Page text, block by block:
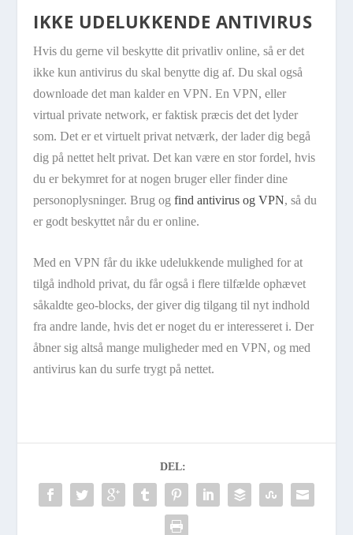
IKKE UDELUKKENDE ANTIVIRUS
Hvis du gerne vil beskytte dit privatliv online, så er det
ikke kun antivirus du skal benytte dig af. Du skal også
downloade det man kalder en VPN. En VPN, eller
virtual private network, er faktisk præcis det det lyder
som. Det er et virtuelt privat netværk, der lader dig begå
dig på nettet helt privat. Det kan være en stor fordel, hvis
du er bekymret for at nogen bruger eller finder dine
personoplysninger. Brug ogfind antivirus og VPN, så du
er godt beskyttet når du er online.
Med en VPN får du ikke udelukkende mulighed for at
tilgå indhold privat, du får også i flere tilfælde ophævet
såkaldte geo-blocks, der giver dig tilgang til nyt indhold
fra andre lande, hvis det er noget du er interesseret i. Der
åbner sig altså mange muligheder med en VPN, og med
antivirus kan du surfe trygt på nettet.
DEL: